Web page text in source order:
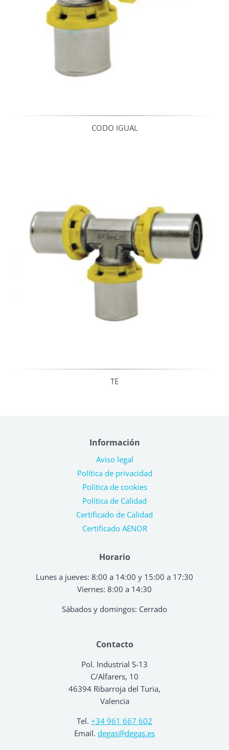
CODO IGUAL
TE
Contacto
Pol. Industrial S-13
C/Alfarers, 10
46394 Ribarroja del Turia,
Valencia
Tel. +34 961 667 602
Email. degas@degas.es
Horario
Lunes a jueves: 8:00 a 14:00 y 15:00 a 17:30
Viernes: 8:00 a 14:30
Sábados y domingos: Cerrado
Información
Aviso legal
Política de privacidad
Política de cookies
Política de Calidad
Certificado de Calidad
Certificado AENOR